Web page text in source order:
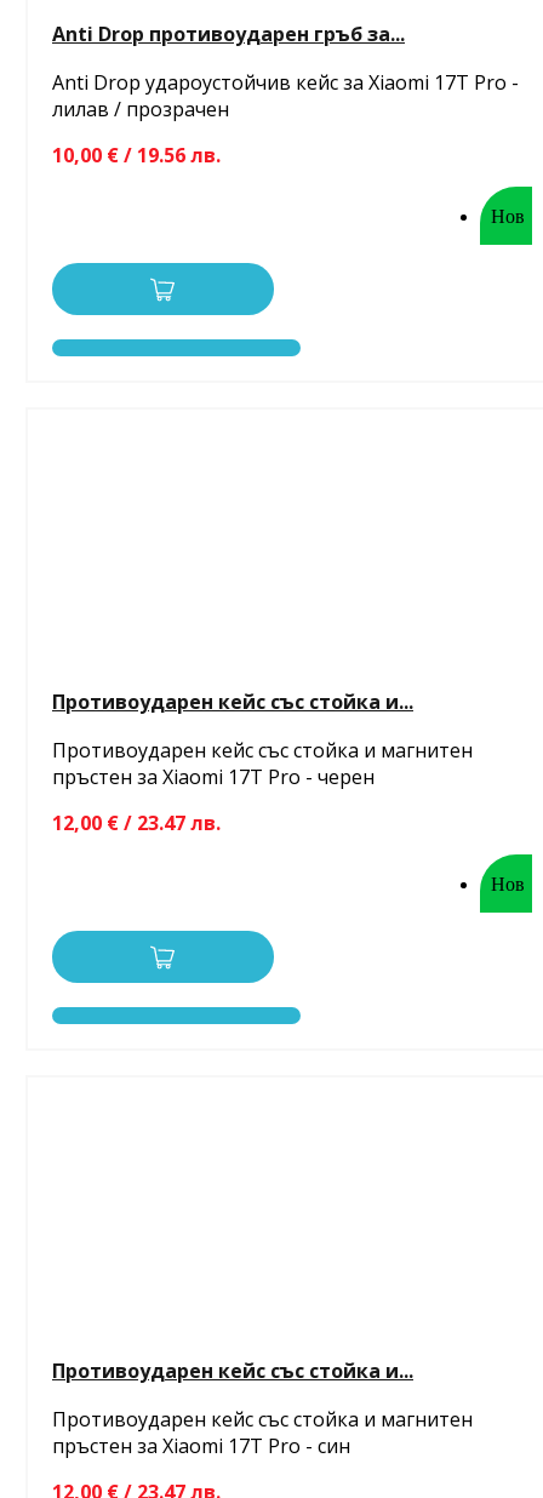
Anti Drop противоударен гръб за...
Anti Drop удароустойчив кейс за Xiaomi 17T Pro -
лилав / прозрачен
10,00 € / 19.56 лв.
Нов
Противоударен кейс със стойка и...
Противоударен кейс със стойка и магнитен
пръстен за Xiaomi 17T Pro - черен
12,00 € / 23.47 лв.
Нов
Противоударен кейс със стойка и...
Противоударен кейс със стойка и магнитен
пръстен за Xiaomi 17T Pro - син
12,00 € / 23.47 лв.